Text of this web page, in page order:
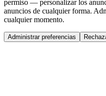
permiso — personalizar los
anuncios de cualquier forma.
cualquier momento.
Administrar preferencias